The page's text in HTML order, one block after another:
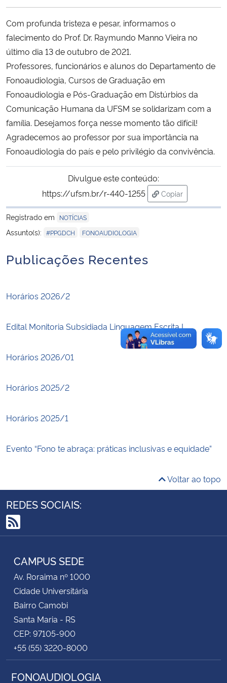
Ministério da Cidadania
Ministério da Saúde
Ministério de Minas e Energia
Ministério do Meio Ambiente
Ministério do Turismo
Controladoria-Geral da União
Ministério da Mulher, da Família e dos Direitos Humanos
Advocacia-Geral da União
Banco Central do Brasil
Planalto
Com profunda tristeza e pesar, informamos o
falecimento do Prof. Dr. Raymundo Manno Vieira no
último dia 13 de outubro de 2021.
Professores, funcionários e alunos do Departamento de
Fonoaudiologia, Cursos de Graduação em
Fonoaudiologia e Pós-Graduação em Distúrbios da
Comunicação Humana da UFSM se solidarizam com a
família. Desejamos força nesse momento tão difícil!
Agradecemos ao professor por sua importância na
Fonoaudiologia do país e pelo privilégio da convivência.
Divulgue este conteúdo:
https://ufsm.br/r-440-1255
Copiar
para área de
Registrado em
NOTÍCIAS
Assunto(s): #PPGDCH FONOAUDIOLOGIA
Publicações Recentes
Horários 2026/2
Edital Monitoria Subsidiada Linguagem Escrita I
Horários 2026/01
Horários 2025/2
Horários 2025/1
Evento “Fono te abraça: práticas inclusivas e equidade”
Voltar ao topo
REDES SOCIAIS:
RSS
CAMPUS SEDE
Av. Roraima nº 1000
Cidade Universitária
Bairro Camobi
Santa Maria - RS
CEP: 97105-900
+55 (55) 3220-8000
FONOAUDIOLOGIA